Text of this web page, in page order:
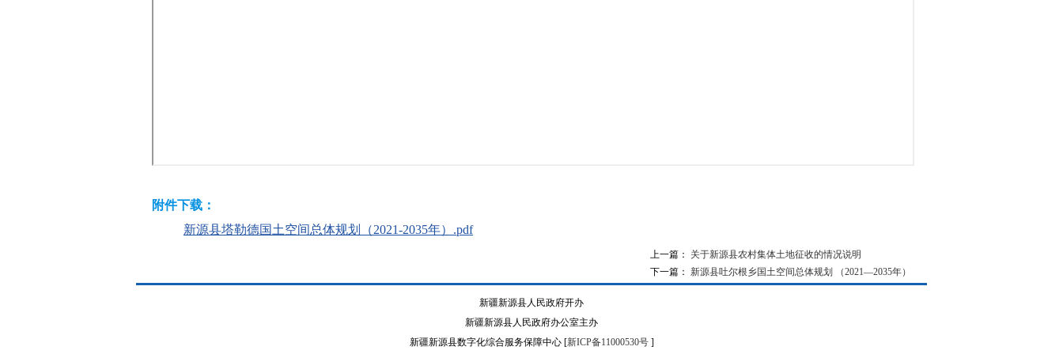
附件下载：
新源县塔勒德国土空间总体规划（2021-2035年）.pdf
上一篇：
关于新源县农村集体土地征收的情况说明
下一篇： 新源县吐尔根乡国土空间总体规划 （2021—2035年）
新疆新源县人民政府开办
新疆新源县人民政府办公室主办
新疆新源县数字化综合服务保障中心 [新ICP备11000530号]